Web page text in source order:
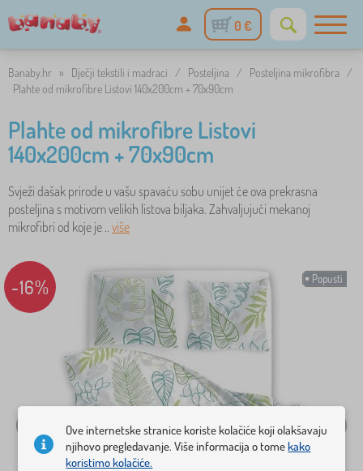
0 €
Banaby.hr » Dječji tekstili i madraci / Posteljina / Posteljina mikrofibra
/
Plahte od mikrofibre Listovi 140x200cm + 70x90cm
Plahte od mikrofibre Listovi
140x200cm + 70x90cm
Svježi dašak prirode u vašu spavaću sobu unijet će ova prekrasna
posteljina s motivom velikih listova biljaka. Zahvaljujući mekanoj
mikrofibri od koje je .. više
Popusti
-16%
Ove internetske stranice koriste kolačiće koji olakšavaju
njihovo pregledavanje. Više informacija o tomekako
koristimo kolačiće.